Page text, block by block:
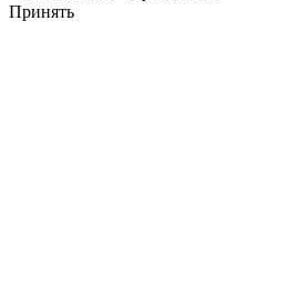
Принять